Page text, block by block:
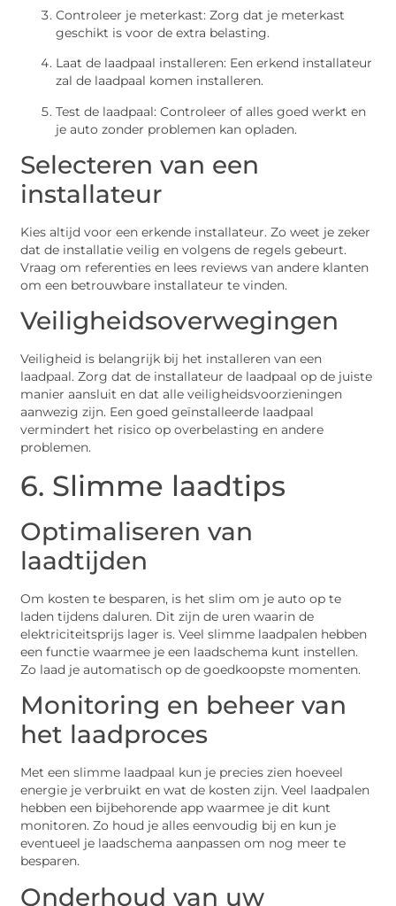
Controleer je meterkast: Zorg dat je meterkast
geschikt is voor de extra belasting.
Laat de laadpaal installeren: Een erkend installateur
zal de laadpaal komen installeren.
Test de laadpaal: Controleer of alles goed werkt en
je auto zonder problemen kan opladen.
Selecteren van een
installateur
Kies altijd voor een erkende installateur. Zo weet je zeker
dat de installatie veilig en volgens de regels gebeurt.
Vraag om referenties en lees reviews van andere klanten
om een betrouwbare installateur te vinden.
Veiligheidsoverwegingen
Veiligheid is belangrijk bij het installeren van een
laadpaal. Zorg dat de installateur de laadpaal op de juiste
manier aansluit en dat alle veiligheidsvoorzieningen
aanwezig zijn. Een goed geïnstalleerde laadpaal
vermindert het risico op overbelasting en andere
problemen.
6. Slimme laadtips
Optimaliseren van
laadtijden
Om kosten te besparen, is het slim om je auto op te
laden tijdens daluren. Dit zijn de uren waarin de
elektriciteitsprijs lager is. Veel slimme laadpalen hebben
een functie waarmee je een laadschema kunt instellen.
Zo laad je automatisch op de goedkoopste momenten.
Monitoring en beheer van
het laadproces
Met een slimme laadpaal kun je precies zien hoeveel
energie je verbruikt en wat de kosten zijn. Veel laadpalen
hebben een bijbehorende app waarmee je dit kunt
monitoren. Zo houd je alles eenvoudig bij en kun je
eventueel je laadschema aanpassen om nog meer te
besparen.
Onderhoud van uw